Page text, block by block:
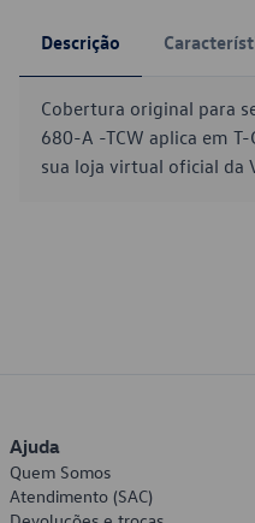
Descrição
Cobertura original para
680-A -TCW aplica em
sua loja virtual oficial da
Ajuda
Quem Somos
Atendimento (SAC)